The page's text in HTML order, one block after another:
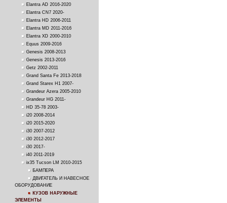
Elantra AD 2016-2020
Elantra CN7 2020-
Elantra HD 2006-2011
Elantra MD 2011-2016
Elantra XD 2000-2010
Equus 2009-2016
Genesis 2008-2013
Genesis 2013-2016
Getz 2002-2011
Grand Santa Fe 2013-2018
Grand Starex H1 2007-
Grandeur Azera 2005-2010
Grandeur HG 2011-
HD 35-78 2003-
i20 2008-2014
i20 2015-2020
i30 2007-2012
i30 2012-2017
i30 2017-
i40 2011-2019
ix35 Tucson LM 2010-2015
БАМПЕРА
ДВИГАТЕЛЬ И НАВЕСНОЕ
ОБОРУДОВАНИЕ
КУЗОВ НАРУЖНЫЕ
ЭЛЕМЕНТЫ